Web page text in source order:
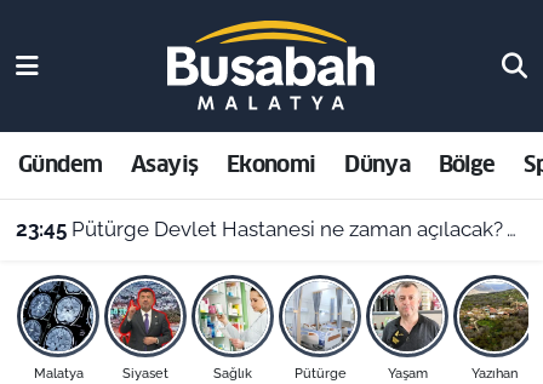
Gündem Asayiş Ekonomi Dünya Bölge
23:45 Pütürge Devlet Hastanesi ne zaman açılacak? Vali Yavuz açıkladı
Malatya Siyaset Sağlık Pütürge Yaşam Yazıhan
Asayiş
Ekonomi
Dünya
Bölge
Malatya Nöbetçi Eczaneler
Malatya Hava Durumu
Malatya Namaz Vakitleri
Malatya Trafik Yoğunluk Haritası
Süper Lig Puan Durumu ve Fikstür